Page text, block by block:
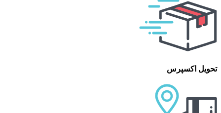
تحویل اکسپرس